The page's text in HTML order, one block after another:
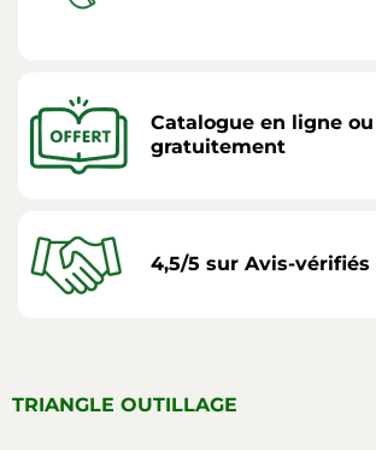
Catalogue en ligne
gratuitement
4,5/5 sur Avis-vérifiés
TRIANGLE OUTILLAGE